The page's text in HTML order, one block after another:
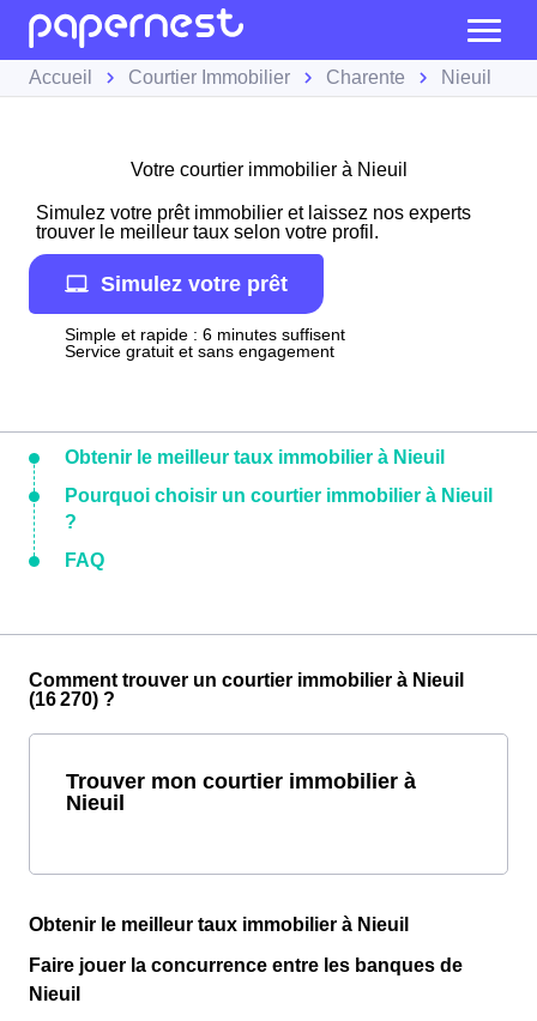
Accueil Courtier Immobilier Charente Nieuil
Votre courtier immobilier à Nieuil
Simulez votre prêt immobilier et laissez nos experts
trouver le meilleur taux selon votre profil.
Simulez votre prêt
Simple et rapide : 6 minutes suffisent
Service gratuit et sans engagement
Obtenir le meilleur taux immobilier à Nieuil
Pourquoi choisir un courtier immobilier à Nieuil
?
FAQ
Comment trouver un courtier immobilier à Nieuil
(16 270) ?
Trouver mon courtier immobilier à
Nieuil
Obtenir le meilleur taux immobilier à Nieuil
Faire jouer la concurrence entre les banques de
Nieuil